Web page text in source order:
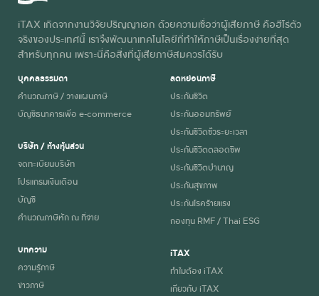
iTAX เกิดจากงานวิจัยปริญญาเอก ด้วยความเชื่อว่าผู้เสียภาษี คือฮีโร่ตัว
จริงของประเทศนี้ เราจึงพัฒนาเทคโนโลยีที่ทำให้ภาษีเป็นเรื่องง่ายที่สุด
สำหรับทุกคน เพราะนี่คือสิ่งที่ผู้เสียภาษีสมควรได้รับ
บุคคลธรรมดา
คำนวณภาษี / วางแผนภาษี
บัญชีธนาคารเพื่อ e-commerce
บริษัท / ห้างหุ้นส่วน
จดทะเบียนบริษัท
โปรแกรมเงินเดือน
บัญชี
คำนวณภาษีหัก ณ ที่จ่าย
บทความ
ความรู้ภาษี
ข่าวภาษี
ลดหย่อนภาษี
ประกันชีวิต
ประกันออมทรัพย์
ประกันชีวิตชั่วระยะเวลา
ประกันชีวิตตลอดชีพ
ประกันชีวิตบำนาญ
ประกันสุขภาพ
ประกันโรคร้ายแรง
กองทุน RMF / Thai ESG
iTAX
ทำไมต้อง iTAX
เกี่ยวกับ iTAX